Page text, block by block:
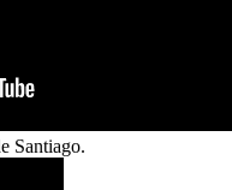
Santiago.